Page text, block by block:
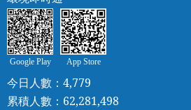
Google Play App Store
今日人數：4,779
累積人數：62,281,498